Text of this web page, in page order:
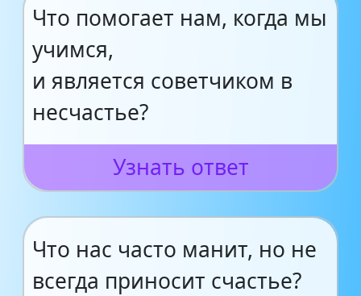
Что помогает нам, когда мы
учимся,
и является советчиком в
несчастье?
Узнать ответ
Что нас часто манит, но не
всегда приносит счастье?